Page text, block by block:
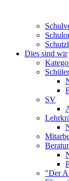
Dies sind wir
SV
"Der